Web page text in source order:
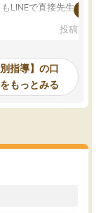
もLINEで直接先生に質問
めれるので、個人に合
いなのがあり(有料)、受
ことをどんなスケジュー
くか相談したのですが、
ち期待したものではなく
くなってきたようなので
投稿日：
指導】の口
もっとみる